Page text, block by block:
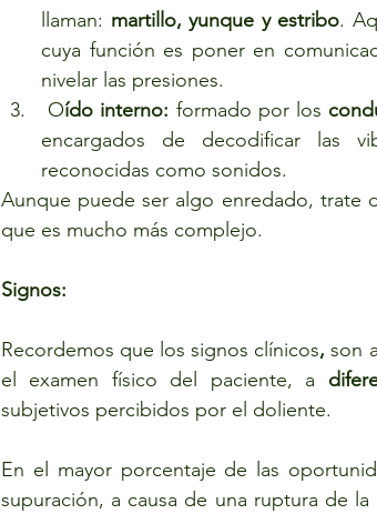
llaman: martillo, yunque y estribo.
cuya función es poner en
nivelar las presiones.
Oído interno: formado por los
encargados de decodificar las
reconocidas como sonidos.
Aunque puede ser algo enredado, trate
que es mucho más complejo.
Signos:
Recordemos que los signos clínicos, son
el examen físico del paciente, a
subjetivos percibidos por el doliente.
En el mayor porcentaje de las
supuración, a causa de una ruptura de